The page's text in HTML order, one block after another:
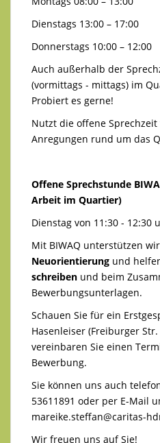
Dienstags 13:00 – 17:00
Donnerstags 10:00 – 12:00
Auch außerhalb der
(vormittags - mittags) im
Probiert es gerne!
Nutzt die offene
Anregungen rund um das
Offene Sprechstunde
Arbeit im Quartier)
Dienstag von 11:30 - 12:30
Mit BIWAQ unterstützen
Neuorientierung und
schreiben und beim
Bewerbungsunterlagen.
Schauen Sie für ein
Hasenleiser (Freiburger
vereinbaren Sie einen
Bewerbung.
Sie können uns auch
53611891 oder per E-Mail
mareike.steffan@caritas-
Wir freuen uns auf Sie!